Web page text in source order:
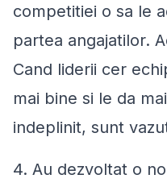
competitiei o sa le
partea angajatilor.
Cand liderii cer
mai bine si le da
indeplinit, sunt
4. Au dezvoltat o